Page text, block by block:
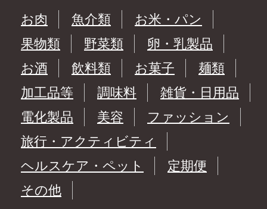
お肉
魚介類
お米・パン
果物類
野菜類
卵・乳製品
お酒
飲料類 お菓子
麺類
加工品等
調味料
雑貨・日用品
電化製品
美容
ファッション
旅行・アクティビティ
ヘルスケア・ペット
定期便
その他